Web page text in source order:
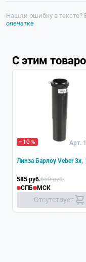
Нашли ошибку в
опечатке
С этим
–10 Арт.
Линза Барлоу Veber 3х,
585 руб.650 руб.
СПБ
МСК
Отсутствует